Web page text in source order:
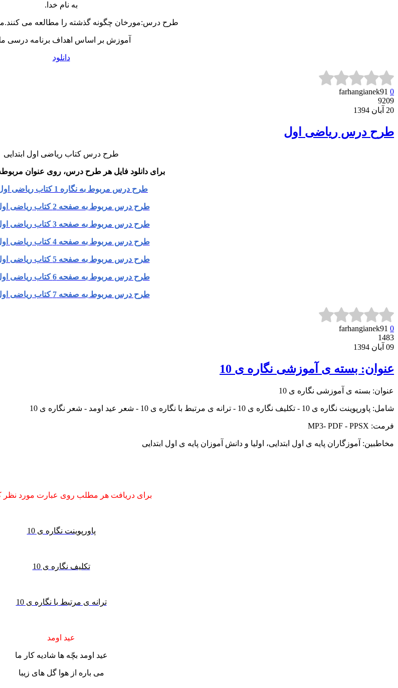
به نام خدا.
طرح درس:مورخان چگونه گذشته را مطالعه می
آموزش بر اساس اهداف برنامه درسی
دانلود
farhangianek91 0
9209
20 آبان 1394
طرح درس ریاضی اول
طرح درس كتاب ریاضی اول ابتدایی
برای دانلود فایل هر طرح درس، روی عنوان مربوطه
طرح درس مربوط به نگاره 1 كتاب ریاضی اول ابتدایی
طرح درس مربوط به صفحه 2 كتاب ریاضی اول ابتدایی
طرح درس مربوط به صفحه 3 كتاب ریاضی اول ابتدایی
طرح درس مربوط به صفحه 4 كتاب ریاضی اول ابتدایی
طرح درس مربوط به صفحه 5 كتاب ریاضی اول ابتدایی
طرح درس مربوط به صفحه 6 كتاب ریاضی اول ابتدایی
طرح درس مربوط به صفحه 7 كتاب ریاضی اول ابتدایی
farhangianek91 0
1483
09 آبان 1394
عنوان: بسته ی آموزشی نگاره ی 10
عنوان: بسته ی آموزشی نگاره ی 10
شامل: پاورپوینت نگاره ی 10 - تکلیف نگاره ی 10 - ترانه ی مرتبط با نگاره ی 10 - شعر عید اومد - شعر نگاره ی 10
فرمت: MP3- PDF - PPSX
مخاطبین: آموزگاران پایه ی اول ابتدایی، اولیا و دانش آموزان پایه ی اول ابتدایی
برای دریافت هر مطلب روی عبارت مورد نظر
پاورپوینت نگاره ی 10
تکلیف نگاره ی 10
ترانه ی مرتبط با نگاره ی 10
عید اومد
عید اومد بچّه ها شادیه کار ما
می باره از هوا گل های زیبا